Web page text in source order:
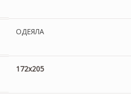
ОДЕЯЛА
172х205